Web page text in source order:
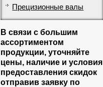
Прецизионные валы
В связи с большим
ассортиментом
продукции, уточняйте
цены, наличие и условия
предоставления скидок
отправив заявку по